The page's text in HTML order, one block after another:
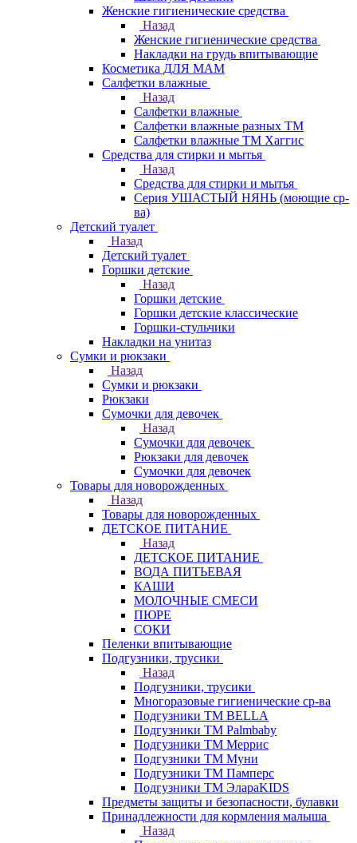
Женские гигиенические средства
Назад
Женские гигиенические средства
Накладки на грудь впитывающие
Косметика ДЛЯ МАМ
Салфетки влажные
Назад
Салфетки влажные
Салфетки влажные разных ТМ
Салфетки влажные ТМ Хаггис
Средства для стирки и мытья
Назад
Средства для стирки и мытья
Серия УШАСТЫЙ НЯНЬ (моющие ср-
ва)
Детский туалет
Назад
Детский туалет
Горшки детские
Назад
Горшки детские
Горшки детские классические
Горшки-стульчики
Накладки на унитаз
Сумки и рюкзаки
Назад
Сумки и рюкзаки
Рюкзаки
Сумочки для девочек
Назад
Сумочки для девочек
Рюкзаки для девочек
Сумочки для девочек
Товары для новорожденных
Назад
Товары для новорожденных
ДЕТСКОЕ ПИТАНИЕ
Назад
ДЕТСКОЕ ПИТАНИЕ
ВОДА ПИТЬЕВАЯ
КАШИ
МОЛОЧНЫЕ СМЕСИ
ПЮРЕ
СОКИ
Пеленки впитывающие
Подгузники, трусики
Назад
Подгузники, трусики
Многоразовые гигиенические ср-ва
Подгузники ТМ BELLA
Подгузники ТМ Palmbaby
Подгузники ТМ Меррис
Подгузники ТМ Муни
Подгузники ТМ Памперс
Подгузники ТМ ЭлараKIDS
Предметы защиты и безопасности, булавки
Принадлежности для кормления малыша
Назад